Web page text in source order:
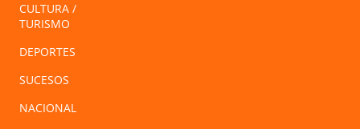
CULTURA /
TURISMO
DEPORTES
SUCESOS
NACIONAL